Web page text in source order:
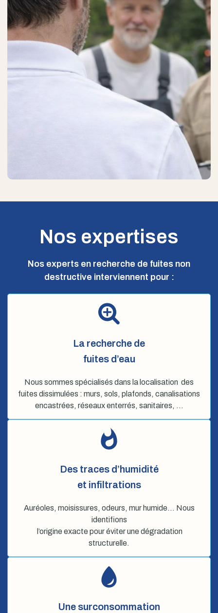
Nos expertises
Nos experts en recherche de fuites non
destructive interviennent pour :
La recherche de
fuites d’eau
Nous sommes spécialisés dans la localisation des
fuites dissimulées : murs, sols, plafonds, canalisations
encastrées, réseaux enterrés, sanitaires, …
Des traces d’humidité
et infiltrations
Auréoles, moisissures, odeurs, mur humide… Nous
identifions
l’origine exacte pour éviter une dégradation
structurelle.
Une surconsommation